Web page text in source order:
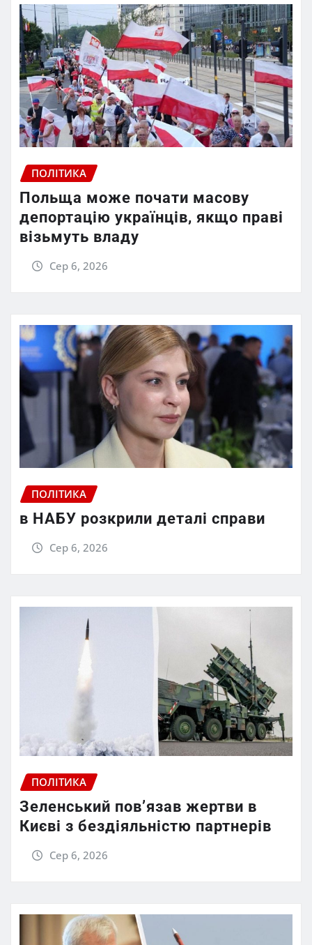
ПОЛІТИКА
Польща може почати масову
депортацію українців, якщо праві
візьмуть владу
Сер 6, 2026
ПОЛІТИКА
в НАБУ розкрили деталі справи
Сер 6, 2026
ПОЛІТИКА
Зеленський пов’язав жертви в
Києві з бездіяльністю партнерів
Сер 6, 2026